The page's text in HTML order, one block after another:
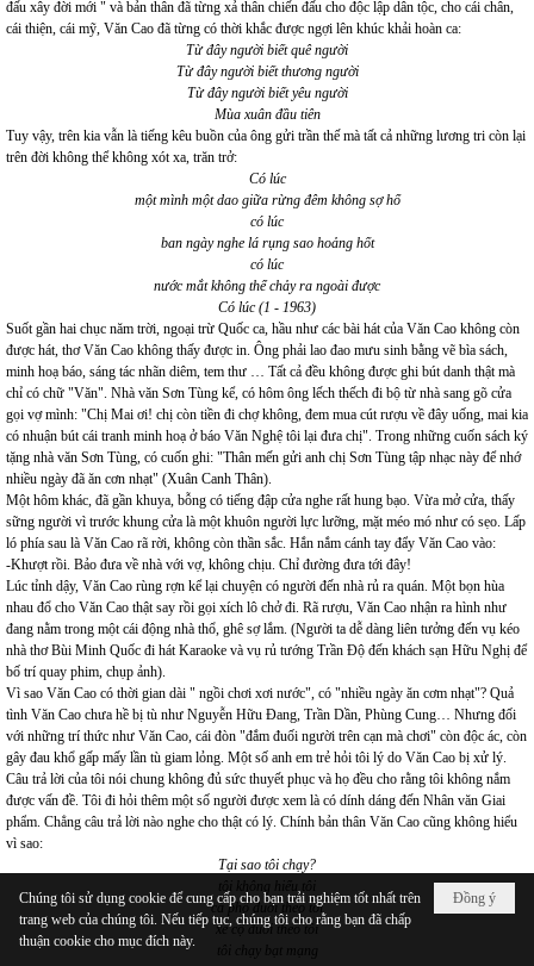
đấu xây đời mới " và bản thân đã từng xả thân chiến đấu cho độc lập dân tộc, cho cái chân,
cái thiện, cái mỹ, Văn Cao đã từng có thời khắc được ngợi lên khúc khải hoàn ca:
Từ đây người biết quê người
Từ đây người biết thương người
Từ đây người biết yêu người
Mùa xuân đầu tiên
Tuy vậy, trên kia vẫn là tiếng kêu buồn của ông gửi trần thế mà tất cả những lương tri còn lại
trên đời không thể không xót xa, trăn trở:
Có lúc
một mình một dao giữa rừng đêm không sợ hổ
có lúc
ban ngày nghe lá rụng sao hoảng hốt
có lúc
nước mắt không thể chảy ra ngoài được
Có lúc (1 - 1963)
Suốt gần hai chục năm trời, ngoại trừ Quốc ca, hầu như các bài hát của Văn Cao không còn
được hát, thơ Văn Cao không thấy được in. Ông phải lao đao mưu sinh bằng vẽ bìa sách,
minh hoạ báo, sáng tác nhãn diêm, tem thư … Tất cả đều không được ghi bút danh thật mà
chỉ có chữ "Văn". Nhà văn Sơn Tùng kể, có hôm ông lếch thếch đi bộ từ nhà sang gõ cửa
gọi vợ mình: "Chị Mai ơi! chị còn tiền đi chợ không, đem mua cút rượu về đây uống, mai kia
có nhuận bút cái tranh minh hoạ ở báo Văn Nghệ tôi lại đưa chị". Trong những cuốn sách ký
tặng nhà văn Sơn Tùng, có cuốn ghi: "Thân mến gửi anh chị Sơn Tùng tập nhạc này để nhớ
nhiều ngày đã ăn cơn nhạt" (Xuân Canh Thân).
Một hôm khác, đã gần khuya, bỗng có tiếng đập cửa nghe rất hung bạo. Vừa mở cửa, thấy
sững người vì trước khung cửa là một khuôn người lực lưỡng, mặt méo mó như có sẹo. Lấp
ló phía sau là Văn Cao rã rời, không còn thần sắc. Hắn nắm cánh tay đẩy Văn Cao vào:
-Khượt rồi. Bảo đưa về nhà với vợ, không chịu. Chỉ đường đưa tới đây!
Lúc tỉnh dậy, Văn Cao rùng rợn kể lại chuyện có người đến nhà rủ ra quán. Một bọn hùa
nhau đổ cho Văn Cao thật say rồi gọi xích lô chở đi. Rã rượu, Văn Cao nhận ra hình như
đang nằm trong một cái động nhà thổ, ghê sợ lắm. (Người ta dễ dàng liên tưởng đến vụ kéo
nhà thơ Bùi Minh Quốc đi hát Karaoke và vụ rủ tướng Trần Độ đến khách sạn Hữu Nghị để
bố trí quay phim, chụp ảnh).
Vì sao Văn Cao có thời gian dài " ngồi chơi xơi nước", có "nhiều ngày ăn cơm nhạt"? Quả
tình Văn Cao chưa hề bị tù như Nguyễn Hữu Đang, Trần Dần, Phùng Cung… Nhưng đối
với những trí thức như Văn Cao, cái đòn "đắm đuối người trên cạn mà chơi" còn độc ác, còn
gây đau khổ gấp mấy lần tù giam lỏng. Một số anh em trẻ hỏi tôi lý do Văn Cao bị xử lý.
Câu trả lời của tôi nói chung không đủ sức thuyết phục và họ đều cho rằng tôi không nắm
được vấn đề. Tôi đi hỏi thêm một số người được xem là có dính dáng đến Nhân văn Giai
phẩm. Chẳng câu trả lời nào nghe cho thật có lý. Chính bản thân Văn Cao cũng không hiểu
vì sao:
Tại sao tôi chạy?
tôi không hiểu tôi
cả phố đuổi theo tôi
xe cộ đuổi theo tôi
tôi chạy bạt mạng
Đồng ý
Chúng tôi sử dụng cookie để cung cấp cho bạn trải nghiệm tốt nhất trên
trang web của chúng tôi. Nếu tiếp tục, chúng tôi cho rằng bạn đã chấp
thuận cookie cho mục đích này.